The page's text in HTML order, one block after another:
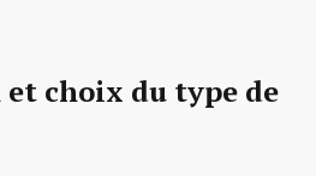
choix du type de